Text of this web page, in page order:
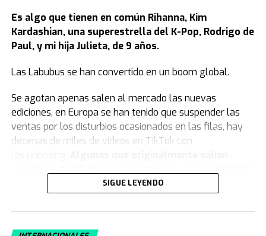
Es algo que tienen en común Rihanna, Kim
Kardashian, una superestrella del K-Pop, Rodrigo de
Paul, y mi hija Julieta, de 9 años.
Las Labubus se han convertido en un boom global.
Se agotan apenas salen al mercado las nuevas
ediciones, en Europa se han tenido que suspender las
ventas por los disturbios ocasionados en las filas, hay
decenas de miles de videos en TikTok con
Si usted nunca ha visto una Labubu, debe saber que se
SIGUE LEYENDO